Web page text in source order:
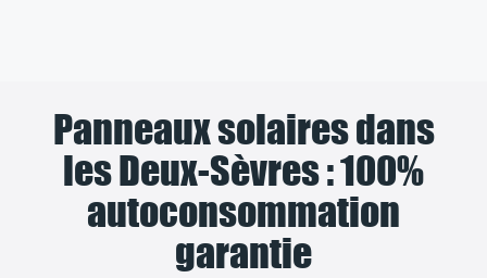
Panneaux solaires dans
les Deux-Sèvres : 100%
autoconsommation
garantie